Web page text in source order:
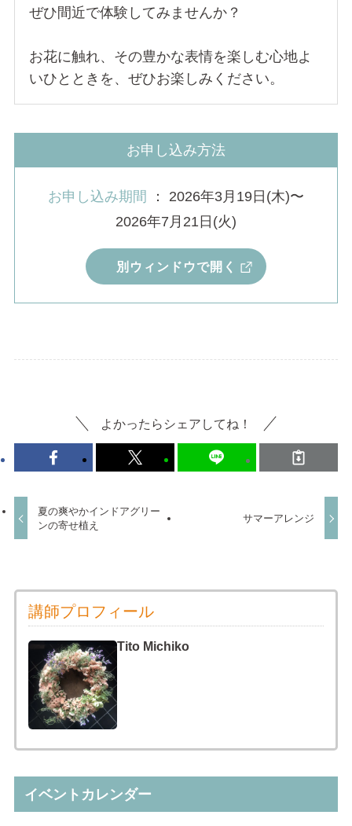
ぜひ間近で体験してみませんか？
お花に触れ、その豊かな表情を楽しむ心地よ
いひとときを、ぜひお楽しみください。
お申し込み方法
お申し込み期間 ： 2026年3月19日(木)〜
2026年7月21日(火)
別ウィンドウで開く
よかったらシェアしてね！
夏の爽やかインドアグリー
ンの寄せ植え
サマーアレンジ
講師プロフィール
Tito Michiko
イベントカレンダー